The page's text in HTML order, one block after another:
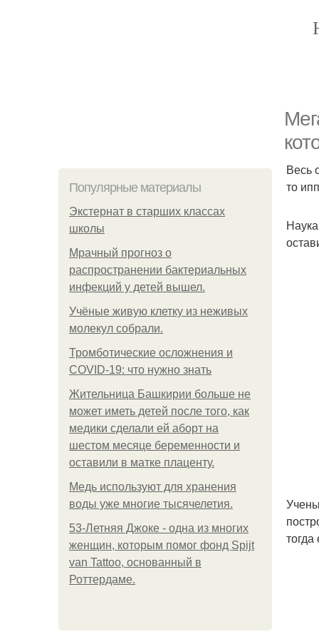
Популярные материалы
Экстернат в старших классах
школы
Мрачный прогноз о
распространении бактериальных
инфекций у детей вышел.
Учёные живую клетку из неживых
молекул собрали.
Тромботические осложнения и
COVID-19: что нужно знать
Жительница Башкирии больше не
может иметь детей после того, как
медики сделали ей аборт на
шестом месяце беременности и
оставили в матке плаценту.
Медь используют для хранения
воды уже многие тысячелетия.
53-Летняя Джоке - одна из многих
женщин, которым помог фонд Spijt
van Tattoo, основанный в
Роттердаме.
Весь
то